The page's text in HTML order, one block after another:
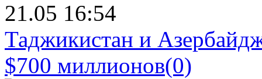
21.05 16:54
Таджикистан и
$700 миллионов(0)